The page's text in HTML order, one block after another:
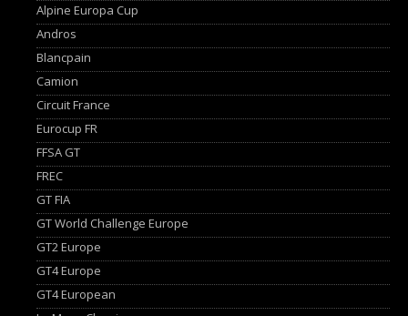
Alpine Europa Cup
Andros
Blancpain
Camion
Circuit France
Eurocup FR
FFSA GT
FREC
GT FIA
GT World Challenge Europe
GT2 Europe
GT4 Europe
GT4 European